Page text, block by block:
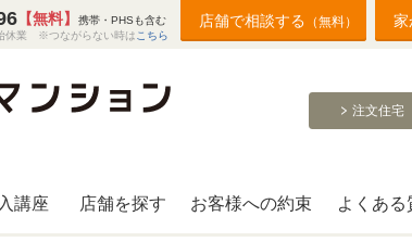
【無料】
携帯・PHSも含む
休業 ※つながらない時は こちら
店舗で相談する （無料） 家
注文住宅
講座 店舗を探す お客様への約束 よくある